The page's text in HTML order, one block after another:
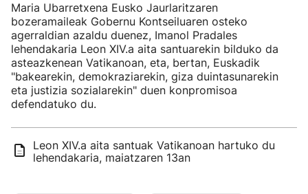
Maria Ubarretxena Eusko Jaurlaritzaren
bozeramaileak Gobernu Kontseiluaren osteko
agerraldian azaldu duenez, Imanol Pradales
lehendakaria Leon XIV.a aita santuarekin bilduko da
asteazkenean Vatikanoan, eta, bertan, Euskadik
"bakearekin, demokraziarekin, giza duintasunarekin
eta justizia sozialarekin" duen konpromisoa
defendatuko du.
Leon XIV.a aita santuak Vatikanoan hartuko du
lehendakaria, maiatzaren 13an